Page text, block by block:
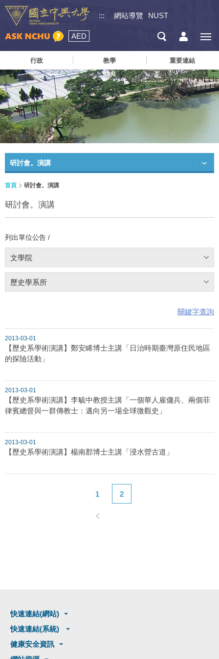
::: 網站導覽 NUST
AED
行政 教學 重要連結
研討會。演講
首頁 研討會。演講
研討會。演講
列出單位公告 /
文學院
歷史學系所
關鍵字查詢
2013-03-01
【歷史系學術演講】鄭安睎博士主講「日治時期臺灣原住民地區
的探險活動」
2013-03-01
【歷史系學術演講】李毓中教授主講「一個華人雇傭兵、兩個菲
律賓總督與一群傳教士：邁向另一場全球微觀史」
2013-03-01
【歷史系學術演講】楊南郡博士主講「浸水營古道」
1 2
快速連結(網站)
快速連結(系統)
健康安全資訊